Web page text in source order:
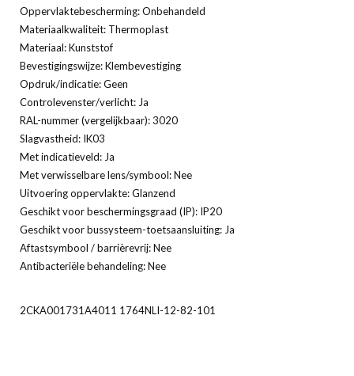
Oppervlaktebescherming: Onbehandeld
Materiaalkwaliteit: Thermoplast
Materiaal: Kunststof
Bevestigingswijze: Klembevestiging
Opdruk/indicatie: Geen
Controlevenster/verlicht: Ja
RAL-nummer (vergelijkbaar): 3020
Slagvastheid: IK03
Met indicatieveld: Ja
Met verwisselbare lens/symbool: Nee
Uitvoering oppervlakte: Glanzend
Geschikt voor beschermingsgraad (IP): IP20
Geschikt voor bussysteem-toetsaansluiting: Ja
Aftastsymbool / barrièrevrij: Nee
Antibacteriële behandeling: Nee
2CKA001731A4011 1764NLI-12-82-101